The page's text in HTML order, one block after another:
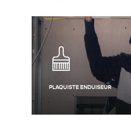
PLAQUISTE ENDUISEUR